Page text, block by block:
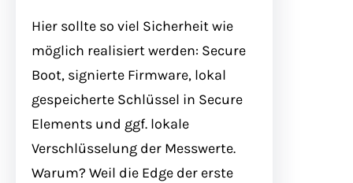
Hier sollte so viel Sicherheit wie
möglich realisiert werden: Secure
Boot, signierte Firmware, lokal
gespeicherte Schlüssel in Secure
Elements und ggf. lokale
Verschlüsselung der Messwerte.
Warum? Weil die Edge der erste